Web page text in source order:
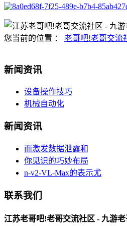
您当前的位置 ： 老哥吧!老哥交流
新闻资讯
设备操作技巧
机械自动化
新闻资讯
而激发数据泄露和
你见识的巧妙布局
n-v2-VL-Max的表示尤
联系我们
江苏老哥吧!老哥交流社区 - 九游